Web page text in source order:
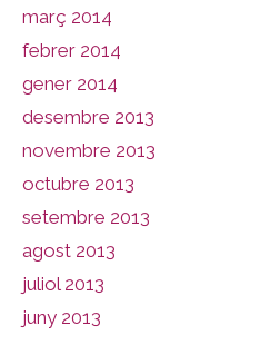
març 2014
febrer 2014
gener 2014
desembre 2013
novembre 2013
octubre 2013
setembre 2013
agost 2013
juliol 2013
juny 2013